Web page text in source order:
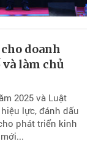
doanh
làm chủ
2025 và Luật
lực, đánh dấu
phát triển kinh